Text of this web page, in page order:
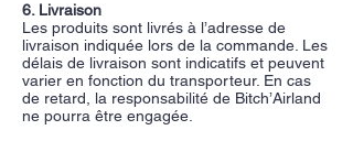
6. Livraison
Les produits sont livrés à l’adresse de
livraison indiquée lors de la commande. Les
délais de livraison sont indicatifs et peuvent
varier en fonction du transporteur. En cas
de retard, la responsabilité de Bitch’Airland
ne pourra être engagée.​